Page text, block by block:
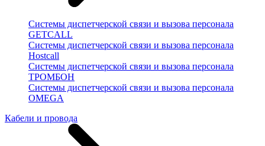
Системы диспетчерской связи и вызова персонала
GETCALL
Системы диспетчерской связи и вызова персонала
Hostcall
Системы диспетчерской связи и вызова персонала
ТРОМБОН
Системы диспетчерской связи и вызова персонала
OMEGA
Кабели и провода